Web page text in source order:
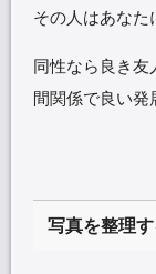
その人はあなた
同性なら良き友
間関係で良い発
写真を整理